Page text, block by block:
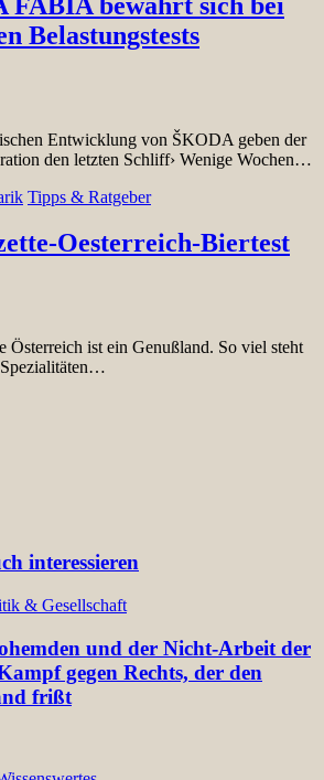
Belastungstests
Entwicklung von ŠKODA geben der
den letzten Schliff› Wenige Wochen…
Tipps & Ratgeber
Oesterreich-Biertest
Österreich ist ein Genußland. So viel steht
interessieren
& Gesellschaft
und der Nicht-Arbeit der
gegen Rechts, der den
frißt